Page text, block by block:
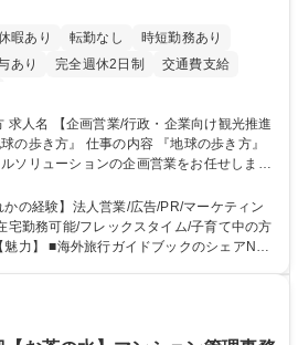
暇あり 転勤なし
時短勤務あり
あり 完全週休2日制
交通費支給
容 『地球の歩き方』
ソリューションの企画営業をお任せしま
外旅行、国内旅行、インバウンド）で地域
【業務詳細】■『地球の歩
のNo.1ブランドであり、国内旅行において
支援においても、業界を牽引する意欲的な
ンドに成長しております■旅が業務であ
す 募集職種 【企画営業/行
の経験】法人営業/広告/PR/マーケティン
宅勤務可能/フレックスタイム/子育て中の方
てどう取り組むか、共に形を作るコアメン
資